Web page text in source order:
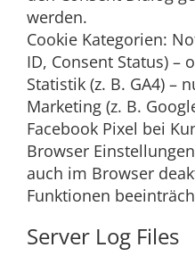
werden.
Cookie Kategorien:
ID, Consent Status) –
Statistik (z. B. GA4) –
Marketing (z. B.
Facebook Pixel bei
Browser
auch im Browser
Funktionen
Server Log Files